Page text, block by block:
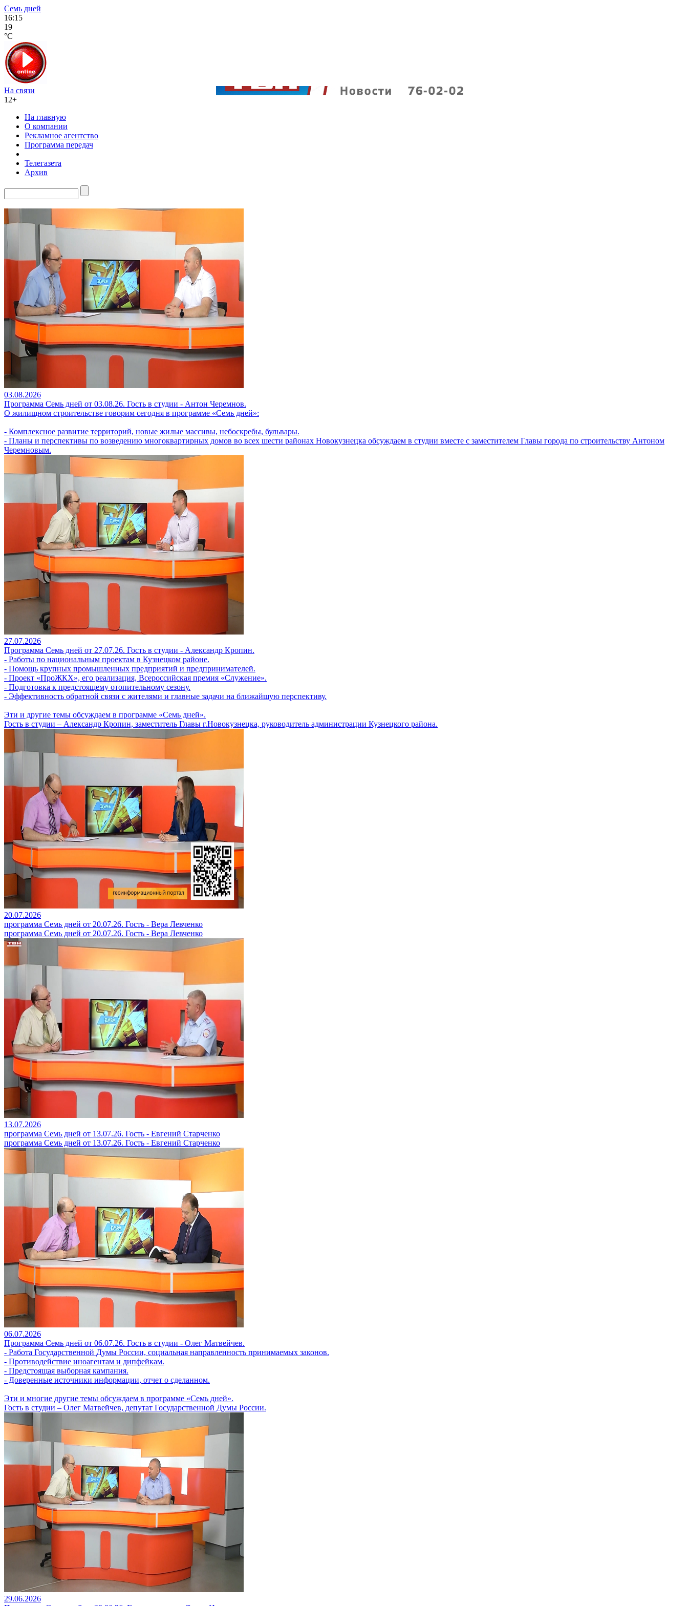
Семь дней
16:15
19
°C
На связи
12+
На главную
О компании
Рекламное агентство
Программа передач
Телегазета
Архив
03.08.2026
Программа Семь дней от 03.08.26. Гость в студии - Антон Черемнов.
О жилищном строительстве говорим сегодня в программе «Семь дней»:
- Комплексное развитие территорий, новые жилые массивы, небоскребы, бульвары.
- Планы и перспективы по возведению многоквартирных домов во всех шести районах Новокузнецка обсуждаем в студии вместе с заместителем Главы города по строительству Антоном
Черемновым.
27.07.2026
Программа Семь дней от 27.07.26. Гость в студии - Александр Кропин.
- Работы по национальным проектам в Кузнецком районе.
- Помощь крупных промышленных предприятий и предпринимателей.
- Проект «ПроЖКХ», его реализация, Всероссийская премия «Служение».
- Подготовка к предстоящему отопительному сезону.
- Эффективность обратной связи с жителями и главные задачи на ближайшую перспективу.
Эти и другие темы обсуждаем в программе «Семь дней».
Гость в студии – Александр Кропин, заместитель Главы г.Новокузнецка, руководитель администрации Кузнецкого района.
20.07.2026
программа Семь дней от 20.07.26. Гость - Вера Левченко
программа Семь дней от 20.07.26. Гость - Вера Левченко
13.07.2026
программа Семь дней от 13.07.26. Гость - Евгений Старченко
программа Семь дней от 13.07.26. Гость - Евгений Старченко
06.07.2026
Программа Семь дней от 06.07.26. Гость в студии - Олег Матвейчев.
- Работа Государственной Думы России, социальная направленность принимаемых законов.
- Противодействие иноагентам и дипфейкам.
- Предстоящая выборная кампания.
- Доверенные источники информации, отчет о сделанном.
Эти и многие другие темы обсуждаем в программе «Семь дней».
Гость в студии – Олег Матвейчев, депутат Государственной Думы России.
29.06.2026